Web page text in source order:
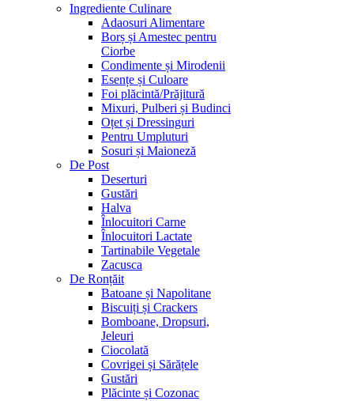
Ingrediente Culinare
Adaosuri Alimentare
Borș și Amestec pentru
Ciorbe
Condimente și Mirodenii
Esențe și Culoare
Foi plăcintă/Prăjitură
Mixuri, Pulberi și Budinci
Oțet și Dressinguri
Pentru Umpluturi
Sosuri și Maioneză
De Post
Deserturi
Gustări
Halva
Înlocuitori Carne
Înlocuitori Lactate
Tartinabile Vegetale
Zacusca
De Ronțăit
Batoane și Napolitane
Biscuiți și Crackers
Bomboane, Dropsuri,
Jeleuri
Ciocolată
Covrigei și Sărățele
Gustări
Plăcinte și Cozonac